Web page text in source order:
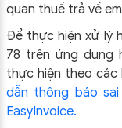
quan thuế trả về
Để thực hiện xử lý
78 trên ứng dụng
thực hiện theo
dẫn thông báo
EasyInvoice.